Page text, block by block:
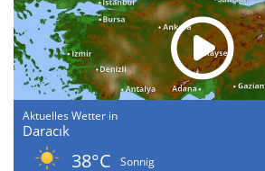
Aktuelles Wetter in
Daracık
38°C
Sonnig